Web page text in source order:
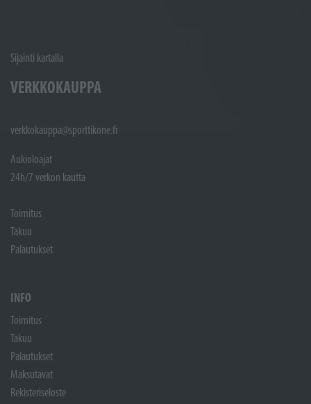
Sijainti kartalla
VERKKOKAUPPA
verkkokauppa@sporttikone.fi
Aukioloajat
24h/7 verkon kautta
Toimitus
Takuu
Palautukset
INFO
Toimitus
Takuu
Palautukset
Maksutavat
Rekisteriseloste